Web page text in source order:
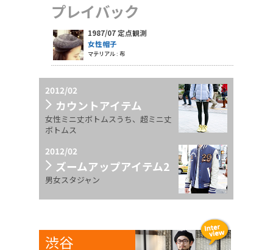
プレイバック
1987/07 定点観測
女性帽子
マテリアル : 布
2012/02
カウントアイテム
女性ミニ丈ボトムスうち、超ミニ丈
ボトムス
2012/02
ズームアップアイテム2
男女スタジャン
渋谷